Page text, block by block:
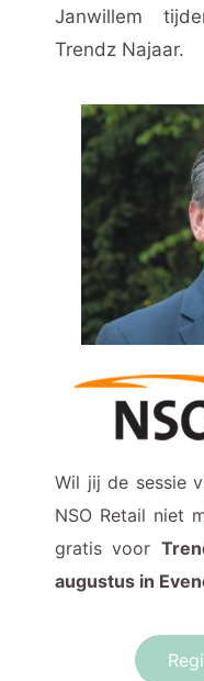
Janwillem
Trendz Najaar.
Wil jij de sessie
NSO Retail niet
gratis voor
augustus in